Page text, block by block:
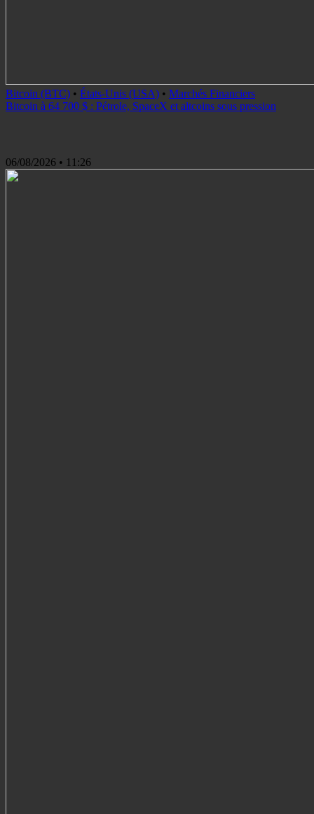
Bitcoin (BTC) • États-Unis (USA) • Marchés Financiers
Bitcoin à 64 700 $ : Pétrole, SpaceX et altcoins sous pression
06/08/2026 • 11:26